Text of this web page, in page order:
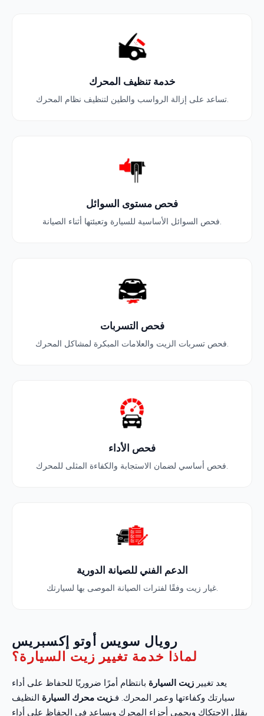
خدمة تنظيف المحرك
تساعد على إزالة الرواسب والطين لتنظيف نظام المحرك.
فحص مستوى السوائل
فحص التسربات
فحص الأداء
الدعم الفني للصيانة الدورية
غيار زيت وفقًا لفترات الصيانة الموصى بها لسيارتك.
رويال سويس أوتو إكسبريس
لماذا خدمة تغيير زيت السيارة؟
يعد تغيير زيت السيارة بانتظام أمرًا ضروريًا للحفاظ على أداء
سيارتك وكفاءتها وعمر المحرك. فـزيت محرك السيارة النظيف
يقلل الاحتكاك ويحمي أجزاء المحرك ويساعد في الحفاظ على أداء